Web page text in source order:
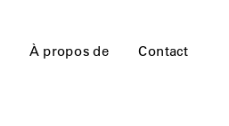
À propos de Contact